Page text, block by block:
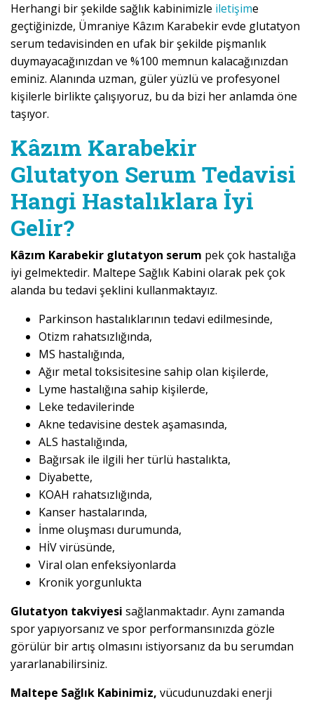
Herhangi bir şekilde sağlık kabinimizle iletişime
geçtiğinizde, Ümraniye Kâzım Karabekir evde glutatyon
serum tedavisinden en ufak bir şekilde pişmanlık
duymayacağınızdan ve %100 memnun kalacağınızdan
eminiz. Alanında uzman, güler yüzlü ve profesyonel
kişilerle birlikte çalışıyoruz, bu da bizi her anlamda öne
taşıyor.
Kâzım Karabekir
Glutatyon Serum Tedavisi
Hangi Hastalıklara İyi
Gelir?
Kâzım Karabekir glutatyon serum pek çok hastalığa
iyi gelmektedir. Maltepe Sağlık Kabini olarak pek çok
alanda bu tedavi şeklini kullanmaktayız.
Parkinson hastalıklarının tedavi edilmesinde,
Otizm rahatsızlığında,
MS hastalığında,
Ağır metal toksisitesine sahip olan kişilerde,
Lyme hastalığına sahip kişilerde,
Leke tedavilerinde
Akne tedavisine destek aşamasında,
ALS hastalığında,
Bağırsak ile ilgili her türlü hastalıkta,
Diyabette,
KOAH rahatsızlığında,
Kanser hastalarında,
İnme oluşması durumunda,
HİV virüsünde,
Viral olan enfeksiyonlarda
Kronik yorgunlukta
Glutatyon takviyesi sağlanmaktadır. Aynı zamanda
spor yapıyorsanız ve spor performansınızda gözle
görülür bir artış olmasını istiyorsanız da bu serumdan
yararlanabilirsiniz.
Maltepe Sağlık Kabinimiz, vücudunuzdaki enerji